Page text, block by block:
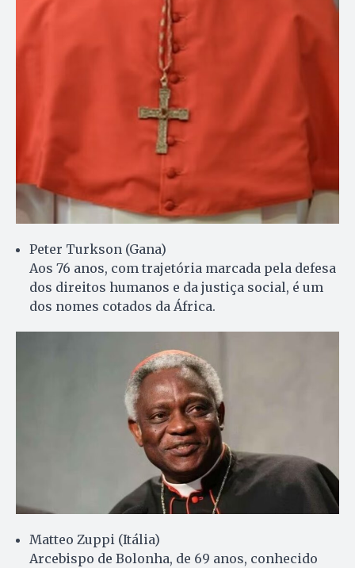
Peter Turkson (Gana)
Aos 76 anos, com trajetória marcada pela defesa
dos direitos humanos e da justiça social, é um
dos nomes cotados da África.
Matteo Zuppi (Itália)
Arcebispo de Bolonha, de 69 anos, conhecido